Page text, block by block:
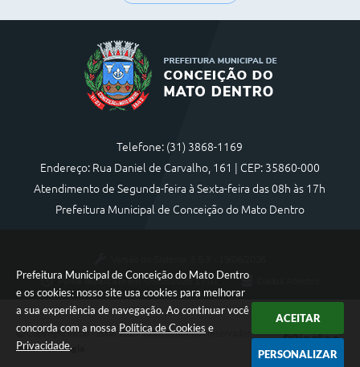
Prefeitura Municipal de Conceição do Mato Dentro
e os cookies: nosso site usa cookies para melhorar
a sua experiência de navegação. Ao continuar você
concorda com a nossa Política de Cookies e
Privacidade.
ACEITAR
PERSONALIZAR
Telefone: (31) 3868-1169
Endereço: Rua Daniel de Carvalho, 161 | CEP: 35860-000
Atendimento de Segunda-feira à Sexta-feira das 08h às 17h
Prefeitura Municipal de Conceição do Mato Dentro
Portal atualizado em:05/08/2026 17:01
Copyright Instar - 2006-2026. Todos os direitos reservados -
Instar Tecnologia